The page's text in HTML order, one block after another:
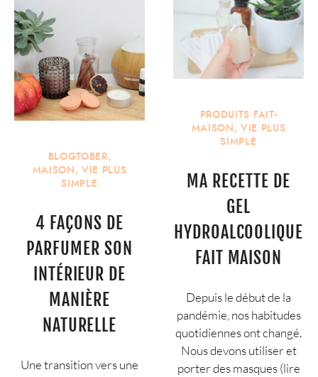
BLOGTOBER,
MAISON, VIE PLUS
SIMPLE
4 FAÇONS DE
PARFUMER SON
INTÉRIEUR DE
MANIÈRE
NATURELLE
Une transition vers une
PRODUITS FAIT-
MAISON, VIE PLUS
SIMPLE
MA RECETTE DE
GEL
HYDROALCOOLIQUE
FAIT MAISON
Depuis le début de la
pandémie, nos habitudes
quotidiennes ont changé.
Nous devons utiliser et
porter des masques (lire